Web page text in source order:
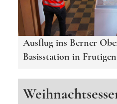
Ausflug ins Berner
Basisstation in Frutigen